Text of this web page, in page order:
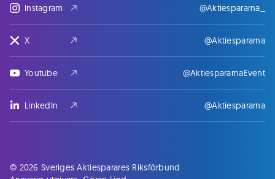
Instagram @Aktiespararna_
X @Aktiespararna
Youtube @AktiespararnaEvent
LinkedIn @Aktiespararna
© 2026 Sveriges Aktiesparares Riksförbund